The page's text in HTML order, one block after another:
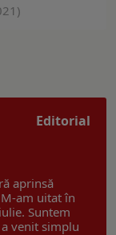
Editorial
aprinsă
am uitat în
Suntem
venit simplu